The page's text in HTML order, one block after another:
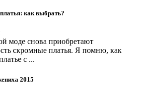
как выбрать?
моде снова приобретают
скромные платья. Я помню, как
с ...
2015